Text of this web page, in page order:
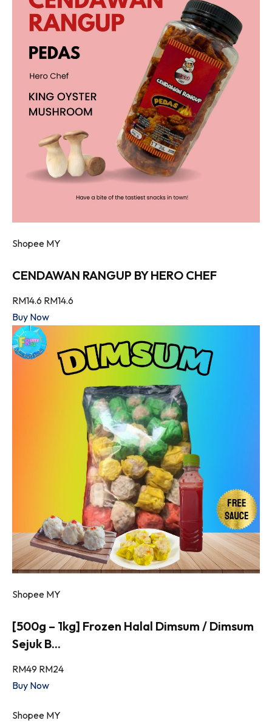
Shopee MY
CENDAWAN RANGUP BY HERO CHEF
RM14.6 RM14.6
Buy Now
Shopee MY
[500g – 1kg] Frozen Halal Dimsum / Dimsum
Sejuk B...
RM49 RM24
Buy Now
Shopee MY